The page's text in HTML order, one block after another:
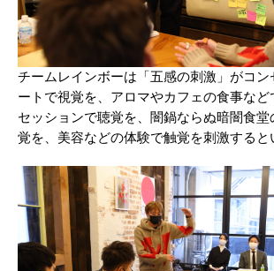
チームレインボーは「五感の刺激」がコン
ートで視覚を、アロマやカフェの食事など
セッションで聴覚を、闇鍋ならぬ暗闇食
覚を、美容などの体験で触覚を刺激すると